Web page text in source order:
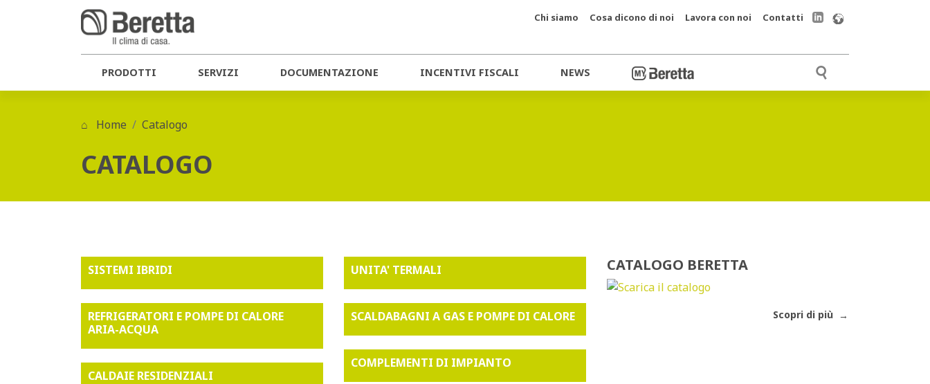
PRODOTTI SERVIZI DOCUMENTAZIONE INCENTIVI FISCALI NEWS
Chi siamo Cosa dicono di noi Lavora con noi Contatti
Home Catalogo
CATALOGO
SISTEMI IBRIDI
REFRIGERATORI E POMPE DI CALORE
ARIA-ACQUA
CALDAIE RESIDENZIALI
UNITA' TERMALI
SCALDABAGNI A GAS E POMPE DI CALORE
COMPLEMENTI DI IMPIANTO
CATALOGO BERETTA
Scopri di più